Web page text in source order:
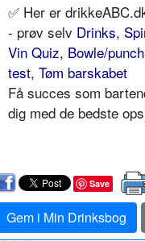
✅ Her er
- prøv selv Drinks,
Vin Quiz, Bowle/punch
test, Tøm barskabet
Få succes som
dig med de bedste
Save
Gem i Min Drinksbog